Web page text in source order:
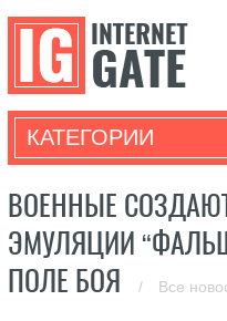
КАТЕГОРИИ
ВОЕННЫЕ
ЭМУЛЯЦИИ
ПОЛЕ БОЯ
/ Все